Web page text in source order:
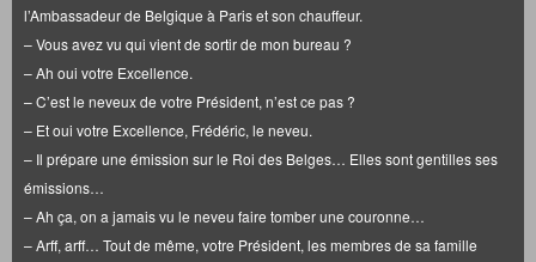
l’Ambassadeur de Belgique à Paris et son chauffeur.
– Vous avez vu qui vient de sortir de mon bureau ?
– Ah oui votre Excellence.
– C’est le neveux de votre Président, n’est ce pas ?
– Et oui votre Excellence, Frédéric, le neveu.
– Il prépare une émission sur le Roi des Belges… Elles sont gentilles ses
émissions…
– Ah ça, on a jamais vu le neveu faire tomber une couronne…
– Arff, arff… Tout de même, votre Président, les membres de sa famille